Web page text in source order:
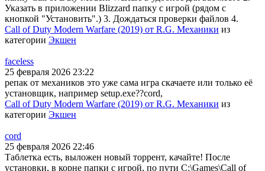
Указать в приложении Blizzard папку с игрой (рядом с
кнопкой "Установить".) 3. Дождаться проверки файлов 4.
Call of Duty Modern Warfare (2019) от R.G. Механики из
категории Экшен
faceless
25 февраля 2026 23:22
репак от механиков это уже сама игра скачаете или только её
установщик, например setup.exe??cord,
Call of Duty Modern Warfare (2019) от R.G. Механики из
категории Экшен
cord
25 февраля 2026 22:46
Таблетка есть, выложен новый торрент, качайте! После
установки, в корне папки с игрой, по пути C:\Games\Call of